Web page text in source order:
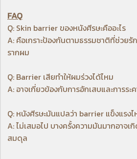
FAQ
Q: Skin barrier ของหนังศีรษะคืออะไร
A: คือเกราะป้องกันตามธรรมชาติที่ช่วย
รากผม
Q: Barrier เสียทำให้ผมร่วงได้ไหม
A: อาจเกี่ยวข้องกับการอักเสบและการระ
Q: หนังศีรษะมันแปลว่า barrier แข็งแรงไ
A: ไม่เสมอไป บางครั้งความมันมากอาจเ
สมดุล